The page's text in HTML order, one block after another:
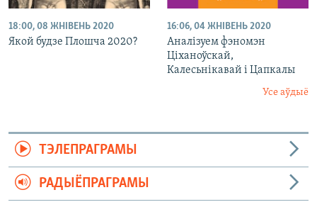
18:00, 08 ЖНІВЕНЬ 2020
Якой будзе Плошча 2020?
16:06, 04 ЖНІВЕНЬ 2020
Аналізуем фэномэн
Ціханоўскай,
Калесьнікавай і Цапкалы
Усе аўдыё
ТЭЛЕПРАГРАМЫ
РАДЫЁПРАГРАМЫ